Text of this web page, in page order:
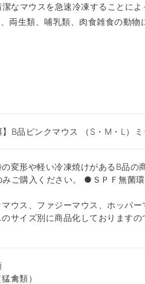
なマウスを急速冷凍することに
両生類、哺乳類、肉食雑食の動
】B品ピンクマウス （S・M・L）
変形や軽い冷凍焼けがあるB品の
みご購入ください。 ●ＳＰＦ無菌
ウス、ファジーマウス、ホッパー
サイズ別に商品化しております
禽類）